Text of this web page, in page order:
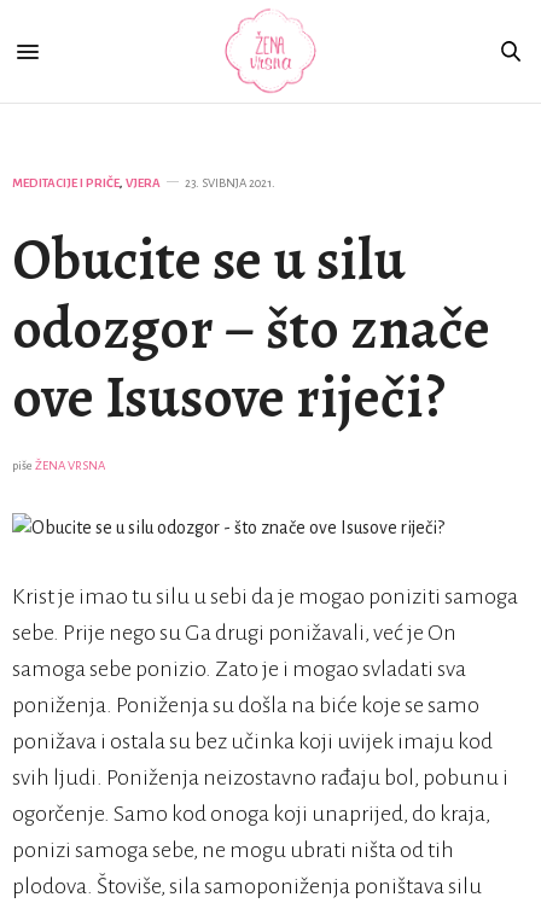
MEDITACIJE I PRIČE, VJERA 23. SVIBNJA 2021.
Obucite se u silu
odozgor – što znače
ove Isusove riječi?
piše ŽENA VRSNA
Krist je imao tu silu u sebi da je mogao poniziti samoga
sebe. Prije nego su Ga drugi ponižavali, već je On
samoga sebe ponizio. Zato je i mogao svladati sva
poniženja. Poniženja su došla na biće koje se samo
ponižava i ostala su bez učinka koji uvijek imaju kod
svih ljudi. Poniženja neizostavno rađaju bol, pobunu i
ogorčenje. Samo kod onoga koji unaprijed, do kraja,
ponizi samoga sebe, ne mogu ubrati ništa od tih
plodova. Štoviše, sila samoponiženja poništava silu